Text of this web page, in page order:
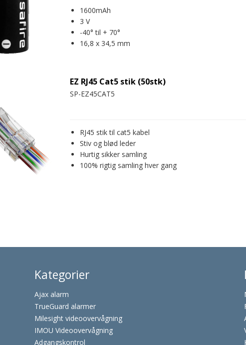
1600mAh
3 V
-40° til + 70°
16,8 x 34,5 mm
EZ RJ45 Cat5 stik (50stk)
SP-EZ45CAT5
RJ45 stik til cat5 kabel
Stiv og blød leder
Hurtig sikker samling
100% rigtig samling hver gang
Kategorier
Ajax alarm
TrueGuard alarmer
Milesight videoovervågning
IMOU Videoovervågning
Adgangskontrol